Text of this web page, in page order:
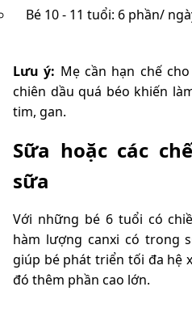
Bé 10 - 11 tuổi: 6 phần/
Lưu ý: Mẹ cần hạn chế
chiên dầu quá béo khiến
tim, gan.
Sữa hoặc các
sữa
Với những bé 6 tuổi có
hàm lượng canxi có trong
giúp bé phát triển tối đa hệ
đó thêm phần cao lớn.